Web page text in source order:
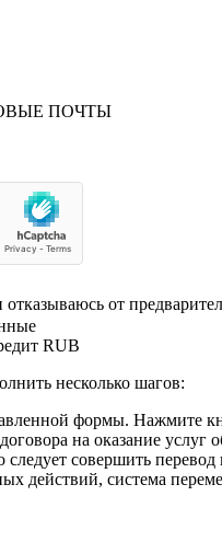
ПОЧТЫ
отказываюсь от
RUB
несколько шагов:
формы. Нажмите
на оказание
следует совершить
действий, система